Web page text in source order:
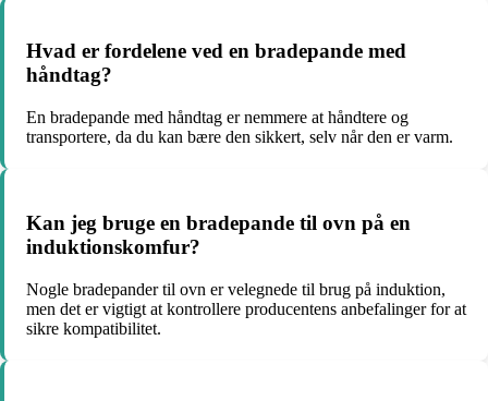
Hvad er fordelene ved en bradepande med
håndtag?
En bradepande med håndtag er nemmere at håndtere og
transportere, da du kan bære den sikkert, selv når den er varm.
Kan jeg bruge en bradepande til ovn på en
induktionskomfur?
Nogle bradepander til ovn er velegnede til brug på induktion,
men det er vigtigt at kontrollere producentens anbefalinger for at
sikre kompatibilitet.